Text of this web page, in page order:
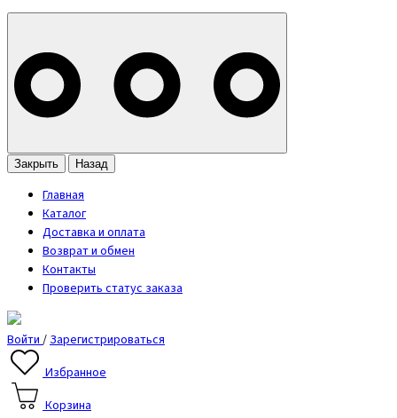
Закрыть Назад
Главная
Каталог
Доставка и оплата
Возврат и обмен
Контакты
Проверить статус заказа
Войти/Зарегистрироваться
Избранное
Корзина